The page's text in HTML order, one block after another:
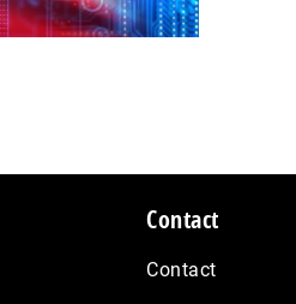
Contact
Contact